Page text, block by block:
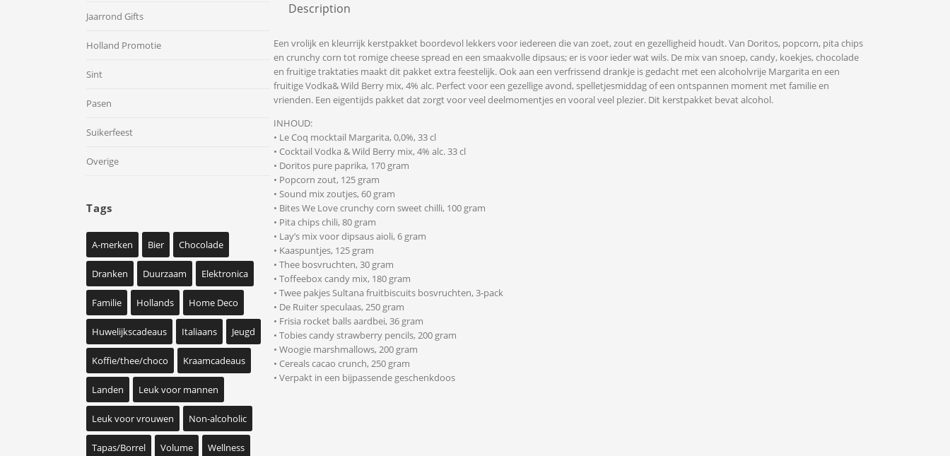
Jaarrond Gifts
Holland Promotie
Sint
Pasen
Suikerfeest
Overige
Tags
A-merken Bier Chocolade
Dranken Duurzaam Elektronica
Familie Hollands Home Deco
Huwelijkscadeaus Italiaans Jeugd
Koffie/thee/choco Kraamcadeaus
Landen Leuk voor mannen
Leuk voor vrouwen Non-alcoholic
Tapas/Borrel Volume Wellness
Description
Een vrolijk en kleurrijk kerstpakket boordevol lekkers voor iedereen die van zoet, zout en gezelligheid houdt. Van Doritos, popcorn, pita chips
en crunchy corn tot romige cheese spread en een smaakvolle dipsaus; er is voor ieder wat wils. De mix van snoep, candy, koekjes, chocolade
en fruitige traktaties maakt dit pakket extra feestelijk. Ook aan een verfrissend drankje is gedacht met een alcoholvrije Margarita en een
fruitige Vodka& Wild Berry mix, 4% alc. Perfect voor een gezellige avond, spelletjesmiddag of een ontspannen moment met familie en
vrienden. Een eigentijds pakket dat zorgt voor veel deelmomentjes en vooral veel plezier. Dit kerstpakket bevat alcohol.
INHOUD:
• Le Coq mocktail Margarita, 0,0%, 33 cl
• Cocktail Vodka & Wild Berry mix, 4% alc. 33 cl
• Doritos pure paprika, 170 gram
• Popcorn zout, 125 gram
• Sound mix zoutjes, 60 gram
• Bites We Love crunchy corn sweet chilli, 100 gram
• Pita chips chili, 80 gram
• Lay’s mix voor dipsaus aioli, 6 gram
• Kaaspuntjes, 125 gram
• Thee bosvruchten, 30 gram
• Toffeebox candy mix, 180 gram
• Twee pakjes Sultana fruitbiscuits bosvruchten, 3-pack
• De Ruiter speculaas, 250 gram
• Frisia rocket balls aardbei, 36 gram
• Tobies candy strawberry pencils, 200 gram
• Woogie marshmallows, 200 gram
• Cereals cacao crunch, 250 gram
• Verpakt in een bijpassende geschenkdoos